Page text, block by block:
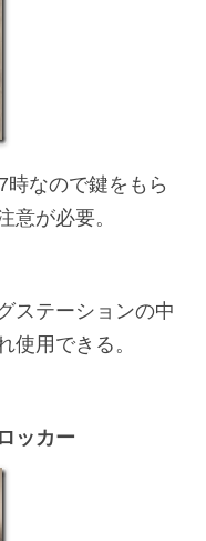
なので鍵をもら
意が必要。
ステーションの中
使用できる。
ッカー